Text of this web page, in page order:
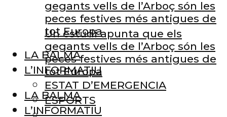
gegants vells de l’Arboç són les
peces festives més antigues de
tot Europa
LA BALMA
L’INFORMATIU
ESTAT D’EMERGENCIA
ESPORTS
Un estudi apunta que els
gegants vells de l’Arboç són les
peces festives més antigues de
tot Europa
LA BALMA
L’INFORMATIU